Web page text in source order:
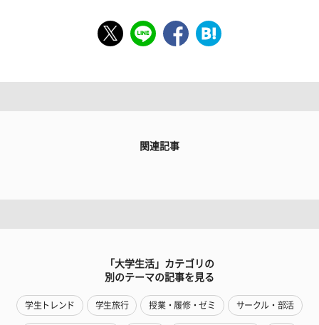
関連記事
「大学生活」カテゴリの
別のテーマの記事を見る
学生トレンド 学生旅行 授業・履修・ゼミ サークル・部活